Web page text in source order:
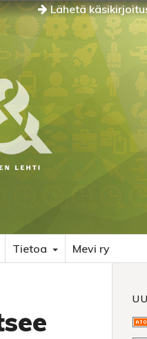
Lähetä
Tietoa Mevi ry